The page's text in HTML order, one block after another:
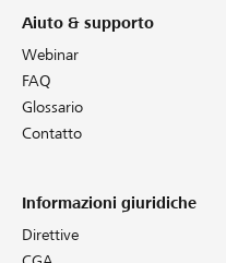
Aiuto & supporto
Webinar
FAQ
Glossario
Contatto
Informazioni giuridiche
Direttive